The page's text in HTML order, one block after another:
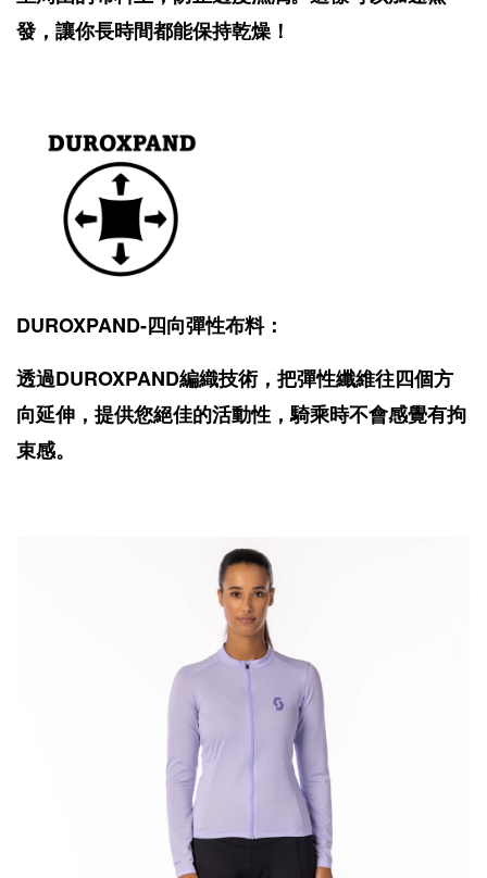
發，讓你長時間都能保持乾燥！
DUROXPAND-四向彈性布料：
透過DUROXPAND編織技術，把彈性纖維往四個方
向延伸，提供您絕佳的活動性，騎乘時不會感覺有拘
束感。